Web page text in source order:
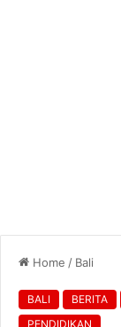
Home / Bali
BALI BERITA
PENDIDIKAN